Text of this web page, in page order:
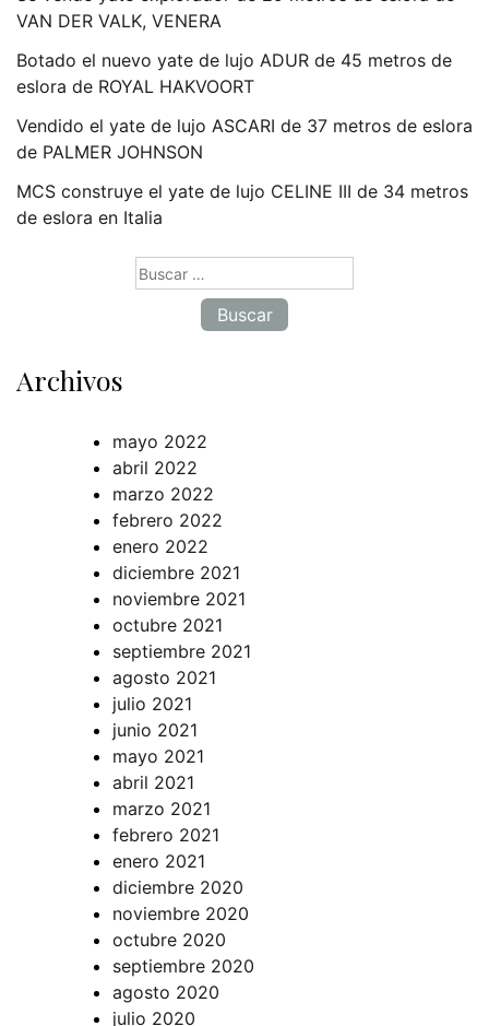
VAN DER VALK, VENERA
Botado el nuevo yate de lujo ADUR de 45 metros de
eslora de ROYAL HAKVOORT
Vendido el yate de lujo ASCARI de 37 metros de eslora
de PALMER JOHNSON
MCS construye el yate de lujo CELINE III de 34 metros
de eslora en Italia
Archivos
mayo 2022
abril 2022
marzo 2022
febrero 2022
enero 2022
diciembre 2021
noviembre 2021
octubre 2021
septiembre 2021
agosto 2021
julio 2021
junio 2021
mayo 2021
abril 2021
marzo 2021
febrero 2021
enero 2021
diciembre 2020
noviembre 2020
octubre 2020
septiembre 2020
agosto 2020
julio 2020